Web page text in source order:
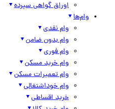
اوراق گواهی سپرده
وام‌ها
وام نقدی
وام بدون ضامن
وام فوری
وام خرید مسکن
وام تعمیرات مسکن
وام خوداشتغالی
خرید اقساطی